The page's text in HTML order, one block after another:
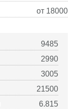
от 18000
9485
2990
3005
21500
6.815